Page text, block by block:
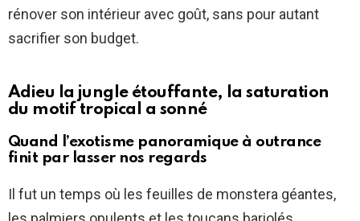
rénover son intérieur avec goût, sans pour autant
sacrifier son budget.
Adieu la jungle étouffante, la saturation
du motif tropical a sonné
Quand l’exotisme panoramique à outrance
finit par lasser nos regards
Il fut un temps où les feuilles de monstera géantes,